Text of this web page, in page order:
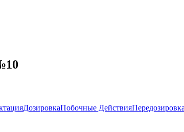
ДозировкаПобочные ДействияПередозировка